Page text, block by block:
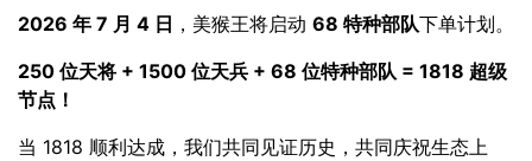
2026 年7 月 4 日 ，美猴王将启动 68 特种部队下单计划。
250 位天将+ 1500 位天兵+ 68 位特种部队= 1818 超级
节点！
当 1818 顺利达成，我们共同见证历史，共同庆祝生态上